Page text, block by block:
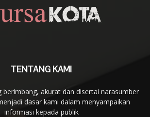
TENTANG KAMI
berimbang, akurat dan disertai narasumber
dasar kami dalam menyampaikan
informasi kepada publik